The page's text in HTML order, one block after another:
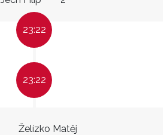
23:22
23:22
Želízko Matěj